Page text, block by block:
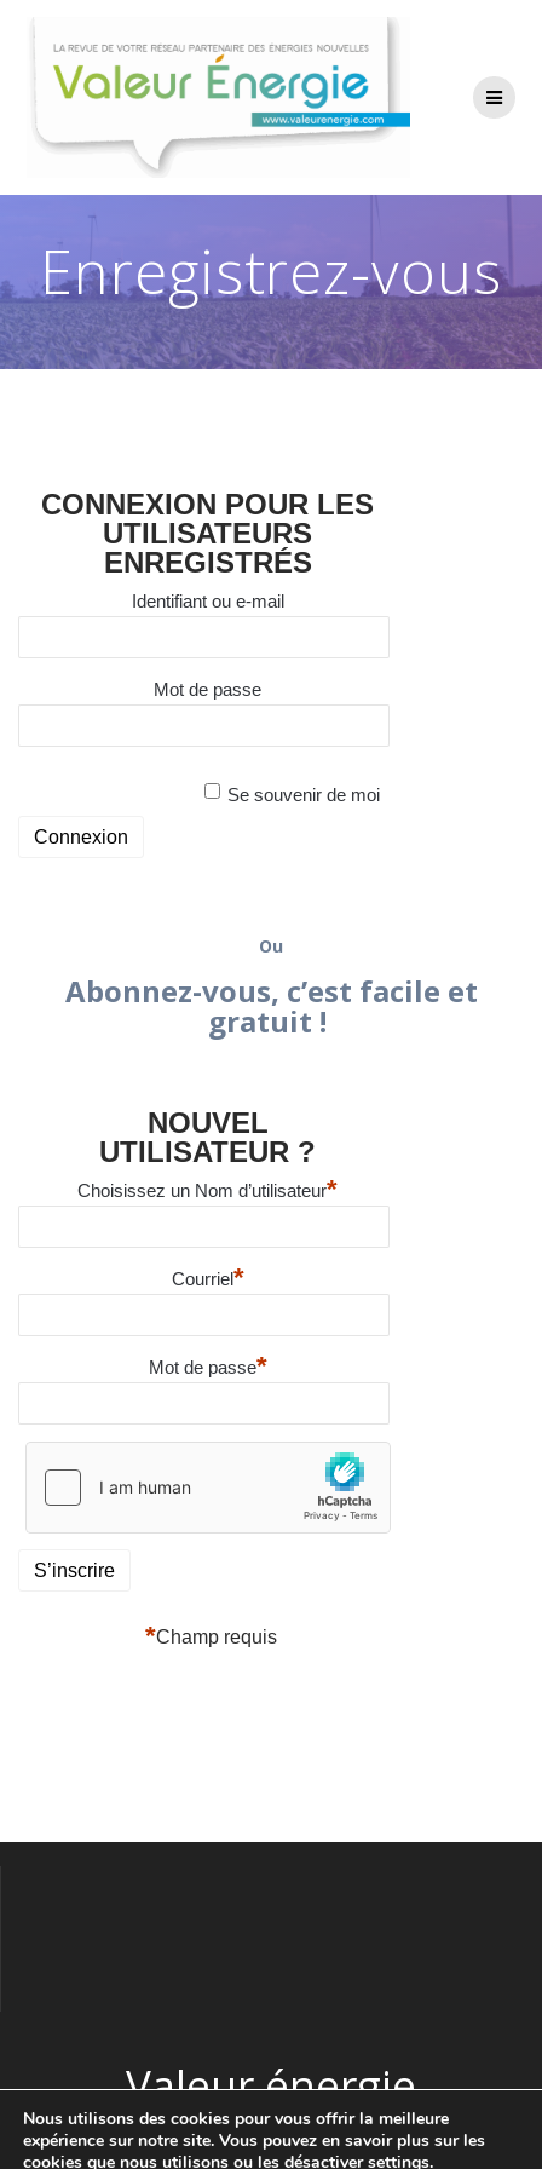
contenu
Enregistrez-vous
CONNEXION POUR LES
UTILISATEURS
ENREGISTRÉS
Identifiant ou e-mail
Mot de passe
Se souvenir de moi
Ou
Abonnez-vous, c’est facile et
gratuit !
NOUVEL
UTILISATEUR ?
Choisissez un Nom d’utilisateur*
Courriel*
Mot de passe*
*Champ requis
Valeur énergie
© 2026 Valeur énergie. Construit avec WordPress et le thème
Nous utilisons des cookies pour vous offrir la meilleure
expérience sur notre site. Vous pouvez en savoir plus sur les
cookies que nous utilisons ou les désactiversettings.